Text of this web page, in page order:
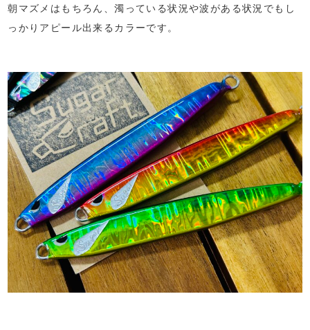
朝マズメはもちろん、濁っている状況や波がある状況でもし
っかりアピール出来るカラーです。